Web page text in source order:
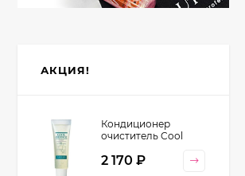
АКЦИЯ!
Кондиционер
очиститель Cool
Cosmetics, 130 гр
2 170 ₽